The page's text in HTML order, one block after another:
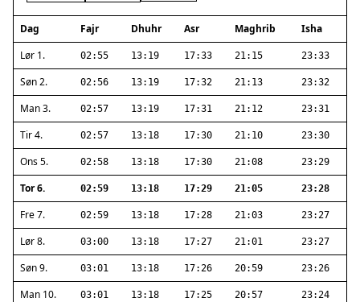
Dag Fajr Dhuhr Asr Maghrib
Isha
Lør 1.
02:55 13:19 17:33 21:15 23:33
Søn 2. 02:56 13:19 17:32 21:13 23:32
Man 3. 02:57 13:19 17:31 21:12 23:31
Tir 4. 02:57 13:18 17:30 21:10 23:30
Ons 5. 02:58 13:18 17:30 21:08 23:29
Tor 6. 02:59 13:18 17:29 21:05 23:28
Fre 7. 02:59 13:18 17:28 21:03 23:27
Lør 8. 03:00 13:18 17:27 21:01 23:27
Søn 9. 03:01 13:18 17:26 20:59 23:26
Man 10. 03:01 13:18 17:25 20:57 23:24